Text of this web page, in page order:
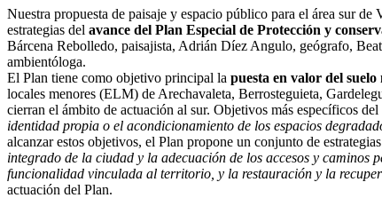
Nuestra propuesta de paisaje y espacio público para el área sur
estrategias del avance del Plan Especial de Protección y
Bárcena Rebolledo, paisajista, Adrián Díez Angulo, geógrafo,
ambientóloga.
El Plan tiene como objetivo principal la puesta en valor del
locales menores (ELM) de Arechavaleta, Berrosteguieta,
cierran el ámbito de actuación al sur. Objetivos más específicos
identidad propia o el acondicionamiento de los espacios
alcanzar estos objetivos, el Plan propone un conjunto de
integrado de la ciudad y la adecuación de los accesos y
funcionalidad vinculada al territorio, y la restauración y la
actuación del Plan.